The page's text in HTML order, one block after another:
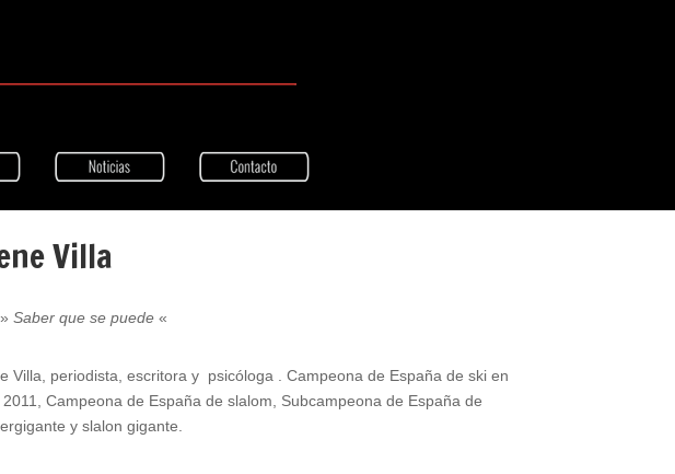
Villa
» Saber que se puede«
Villa, periodista, escritora y psicóloga . Campeona de España de ski en
2011, Campeona de España de slalom, Subcampeona de España de
y slalon gigante.